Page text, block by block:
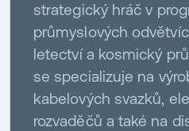
strategický hráč v
průmyslových
letectví a kosmický
se specializuje na
kabelových svazků,
rozvaděčů a také na